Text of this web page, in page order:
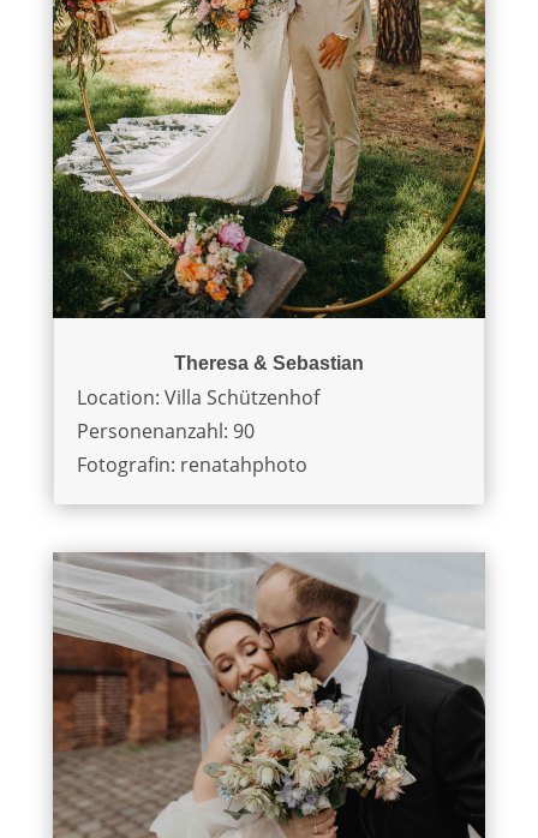
Theresa & Sebastian
Location: Villa Schützenhof
Personenanzahl: 90
Fotografin: renatahphoto